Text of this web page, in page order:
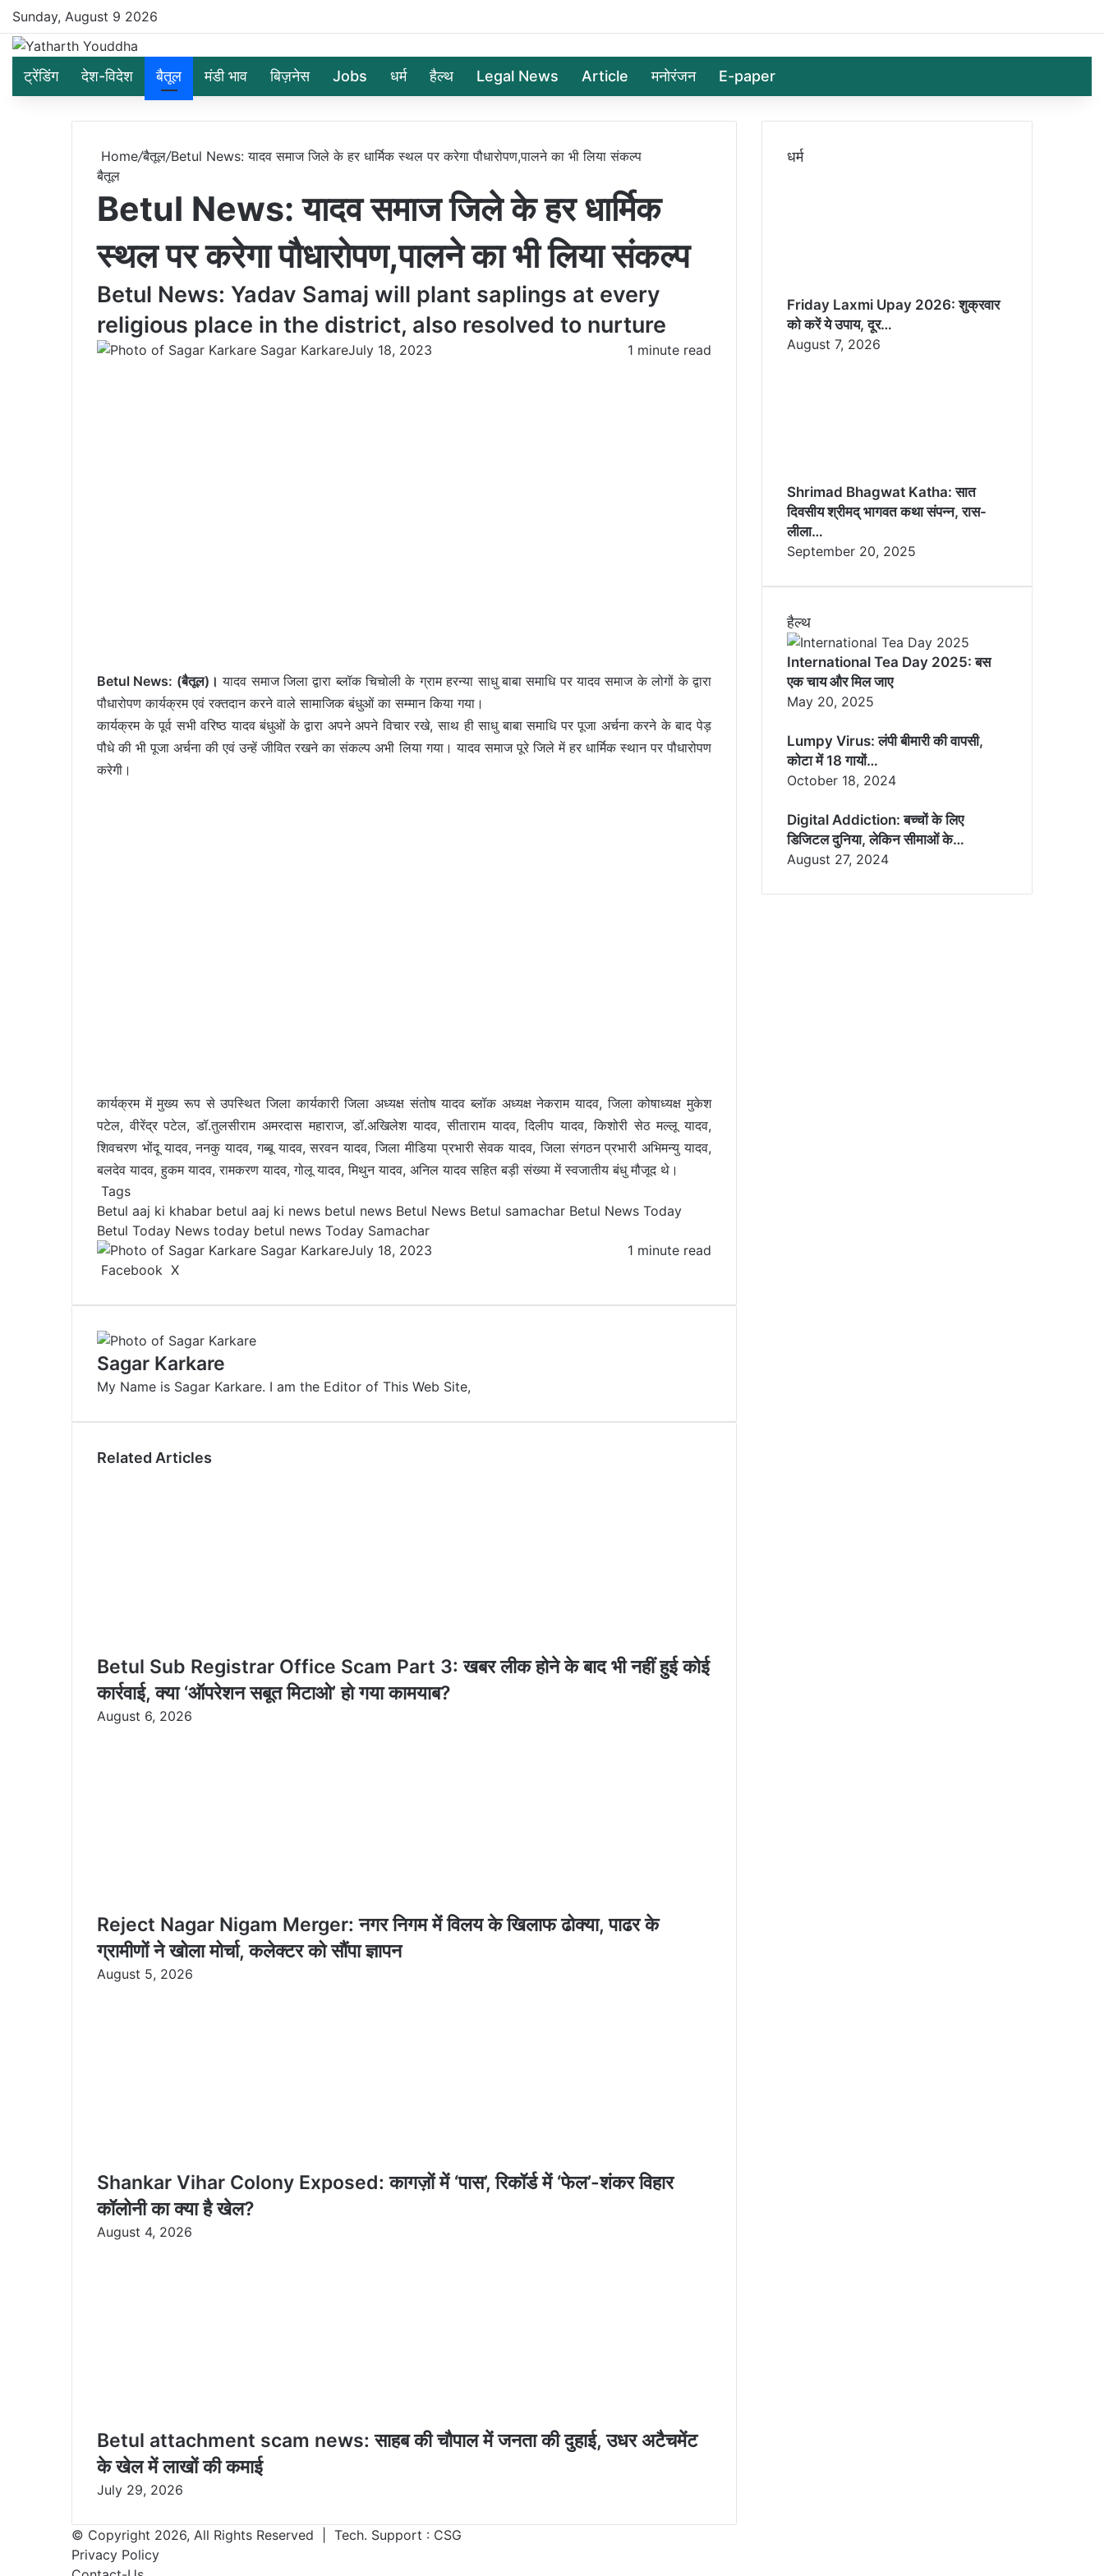
Sunday, August 9 2026
ट्रेंडिंग देश-विदेश बैतूल मंडी भाव बिज़नेस Jobs धर्म हैल्थ Legal News Article मनोरंजन E-paper
Home/बैतूल/Betul News: यादव समाज जिले के हर धार्मिक स्थल पर करेगा पौधारोपण,पालने का भी लिया संकल्प
बैतूल
Betul News: यादव समाज जिले के हर धार्मिक
स्थल पर करेगा पौधारोपण,पालने का भी लिया संकल्प
Betul News: Yadav Samaj will plant saplings at every
religious place in the district, also resolved to nurture
Sagar KarkareJuly 18, 2023 1 minute read
Betul News: (बैतूल)। यादव समाज जिला द्वारा ब्लॉक चिचोली के ग्राम हरन्या साधु बाबा समाधि पर यादव समाज के लोगों के द्वारा
पौधारोपण कार्यक्रम एवं रक्तदान करने वाले सामाजिक बंधुओं का सम्मान किया गया।
कार्यक्रम के पूर्व सभी वरिष्ठ यादव बंधुओं के द्वारा अपने अपने विचार रखे, साथ ही साधु बाबा समाधि पर पूजा अर्चना करने के बाद पेड़
पौधे की भी पूजा अर्चना की एवं उन्हें जीवित रखने का संकल्प अभी लिया गया। यादव समाज पूरे जिले में हर धार्मिक स्थान पर पौधारोपण
करेगी।
कार्यक्रम में मुख्य रूप से उपस्थित जिला कार्यकारी जिला अध्यक्ष संतोष यादव ब्लॉक अध्यक्ष नेकराम यादव, जिला कोषाध्यक्ष मुकेश
पटेल, वीरेंद्र पटेल, डॉ.तुलसीराम अमरदास महाराज, डॉ.अखिलेश यादव, सीताराम यादव, दिलीप यादव, किशोरी सेठ मल्लू यादव,
शिवचरण भोंदू यादव, ननकु यादव, गब्बू यादव, सरवन यादव, जिला मीडिया प्रभारी सेवक यादव, जिला संगठन प्रभारी अभिमन्यु यादव,
बलदेव यादव, हुकम यादव, रामकरण यादव, गोलू यादव, मिथुन यादव, अनिल यादव सहित बड़ी संख्या में स्वजातीय बंधु मौजूद थे।
Tags
Betul aaj ki khabar betul aaj ki news betul news Betul News Betul samachar Betul News Today
Betul Today News today betul news Today Samachar
Sagar KarkareJuly 18, 2023
1 minute read
Facebook X
n
e
d
I
m
l
r
n
e
r
e
t
d
i
t
o
a
k
e
a
e
v
i
E
a
i
t
Sagar Karkare
My Name is Sagar Karkare. I am the Editor of This Web Site,
Related Articles
Betul Sub Registrar Office Scam Part 3: खबर लीक होने के बाद भी नहीं हुई कोई
कार्रवाई, क्या ‘ऑपरेशन सबूत मिटाओ’ हो गया कामयाब?
August 6, 2026
Reject Nagar Nigam Merger: नगर निगम में विलय के खिलाफ ढोक्या, पाढर के
ग्रामीणों ने खोला मोर्चा, कलेक्टर को सौंपा ज्ञापन
August 5, 2026
Shankar Vihar Colony Exposed: कागज़ों में ‘पास’, रिकॉर्ड में ‘फेल’-शंकर विहार
कॉलोनी का क्या है खेल?
August 4, 2026
Betul attachment scam news: साहब की चौपाल में जनता की दुहाई, उधर अटैचमेंट
के खेल में लाखों की कमाई
July 29, 2026
धर्म
Friday Laxmi Upay 2026: शुक्रवार
को करें ये उपाय, दूर…
August 7, 2026
Shrimad Bhagwat Katha: सात
दिवसीय श्रीमद् भागवत कथा संपन्न, रास-
लीला…
September 20, 2025
हैल्थ
International Tea Day 2025: बस
एक चाय और मिल जाए
May 20, 2025
Lumpy Virus: लंपी बीमारी की वापसी,
कोटा में 18 गायों…
October 18, 2024
Digital Addiction: बच्चों के लिए
डिजिटल दुनिया, लेकिन सीमाओं के…
August 27, 2024
© Copyright 2026, All Rights Reserved | Tech. Support : CSG
Privacy Policy